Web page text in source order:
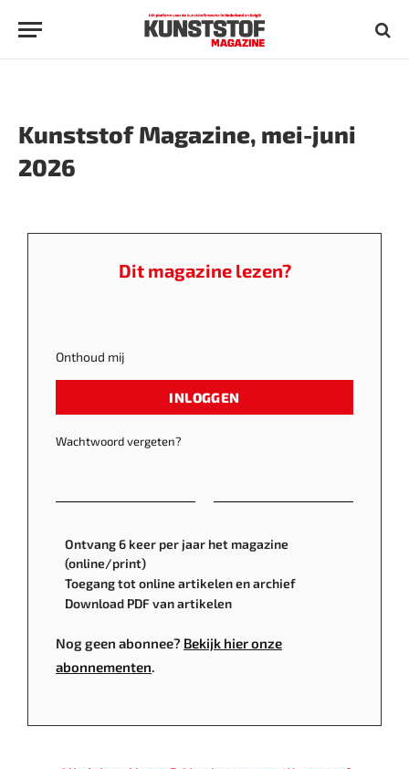
Kunststof Magazine, mei-juni
2026
Dit magazine lezen?
Onthoud mij
INLOGGEN
Wachtwoord vergeten?
Ontvang 6 keer per jaar het magazine
(online/print)
Toegang tot online artikelen en archief
Download PDF van artikelen
Nog geen abonnee? Bekijk hier onze
abonnementen.